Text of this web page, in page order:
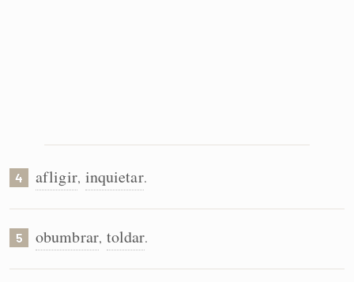
4 afligir, inquietar.
5 obumbrar, toldar.